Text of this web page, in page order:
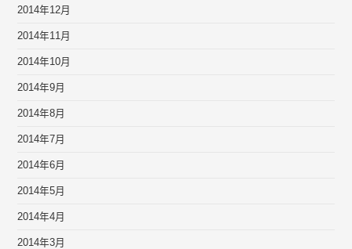
2014年12月
2014年11月
2014年10月
2014年9月
2014年8月
2014年7月
2014年6月
2014年5月
2014年4月
2014年3月